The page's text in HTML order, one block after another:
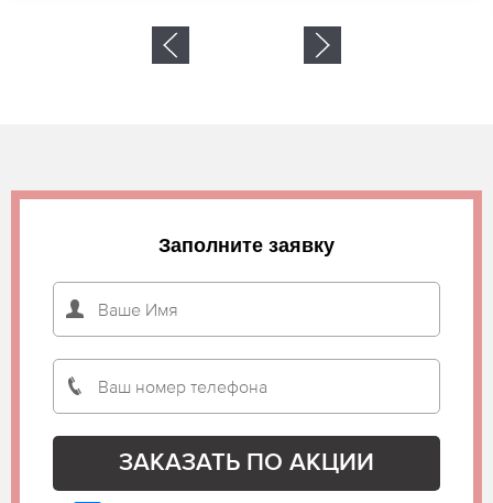
Заполните заявку